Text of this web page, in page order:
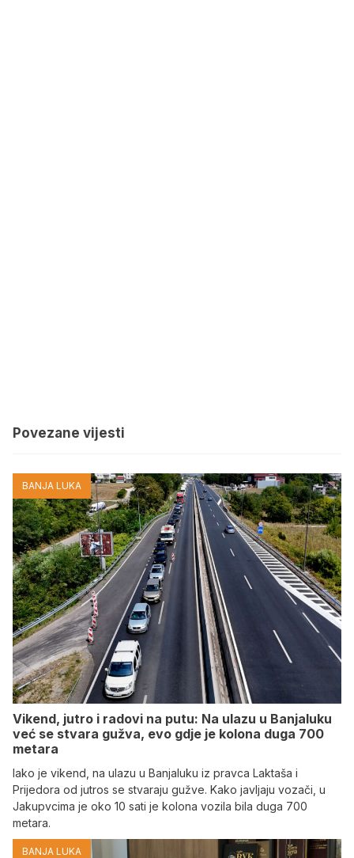
Povezane vijesti
BANJA LUKA
Vikend, jutro i radovi na putu: Na ulazu u Banjaluku
već se stvara gužva, evo gdje je kolona duga 700
metara
Iako je vikend, na ulazu u Banjaluku iz pravca Laktaša i
Prijedora od jutros se stvaraju gužve. Kako javljaju vozači, u
Jakupvcima je oko 10 sati je kolona vozila bila duga 700
metara.
BANJA LUKA